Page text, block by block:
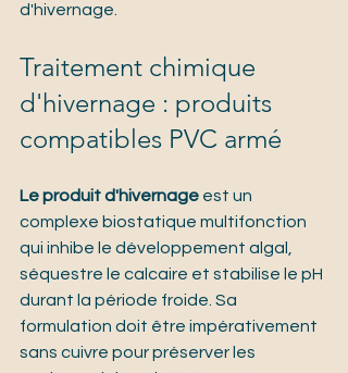
d'hivernage.
Traitement chimique
d'hivernage : produits
compatibles PVC armé
Le produit d'hivernage est un
complexe biostatique multifonction
qui inhibe le développement algal,
séquestre le calcaire et stabilise le pH
durant la période froide. Sa
formulation doit être impérativement
sans cuivre pour préserver les